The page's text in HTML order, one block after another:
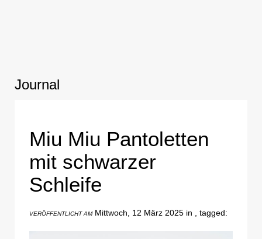
Journal
Miu Miu Pantoletten
mit schwarzer
Schleife
VERÖFFENTLICHT AMMittwoch, 12 März 2025 in , tagged: